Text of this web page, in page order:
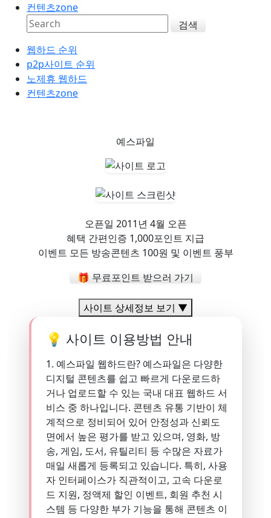
컨텐츠zone
검색
웹하드 순위
p2p사이트 순위
노제휴 웹하드
컨텐츠zone
예스파일
오픈일 2011년 4월 오픈
혜택 간편인증 1,000포인트 지급
이벤트 모든 방송콘텐츠 100원 및 이벤트 풍부
🎁 무료포인트 받으러 가기
사이트 상세정보 보기 ▼
💡 사이트 이용방법 안내
1. 예스파일 웹하드란? 예스파일은 다양한
디지털 콘텐츠를 쉽고 빠르게 다운로드하
거나 업로드할 수 있는 국내 대표 웹하드 서
비스 중 하나입니다. 콘텐츠 유통 기반이 체
계적으로 정비되어 있어 안정성과 신뢰도
면에서 높은 평가를 받고 있으며, 영화, 방
송, 게임, 도서, 유틸리티 등 수많은 자료가
매일 새롭게 등록되고 있습니다. 특히, 사용
자 인터페이스가 직관적이고, 고속 다운로
드 지원, 정액제 할인 이벤트, 회원 추천 시
스템 등 다양한 부가 기능을 통해 콘텐츠 이